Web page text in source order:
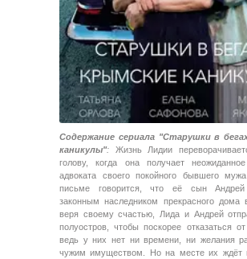
Содержание сериала "Старушки в
каникулы": Жизнь Лидии
голову, когда она получает
адвоката своего покойного бывшего
письме говорится, что её сын Андрей
законным наследником прекрасного
веря своему счастью, Лида и Андрей
полуостров, чтобы поскорее отказаться от
ведь у них нет ни времени, ни желания
чужим имуществом. Но на месте их ждёт